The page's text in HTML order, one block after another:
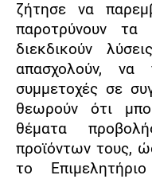
ζήτησε να
παροτρύνουν
διεκδικούν
απασχολούν, να
συμμετοχές σε
θεωρούν ότι
θέματα
προϊόντων τους,
το